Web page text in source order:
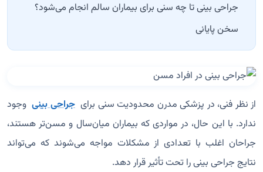
جراحی بینی تا چه سنی برای بیماران سالم انجام می‌شود؟
سخن پایانی
از نظر فنی، در پزشکی مدرن محدودیت سنی برای جراحی بینی وجود
ندارد. با این حال، در مواردی که بیماران میان‌سال و مسن‌تر هستند،
جراحان اغلب با تعدادی از مشکلات مواجه می‌شوند که می‌تواند
نتایج جراحی بینی را تحت ‌تأثیر قرار دهد.